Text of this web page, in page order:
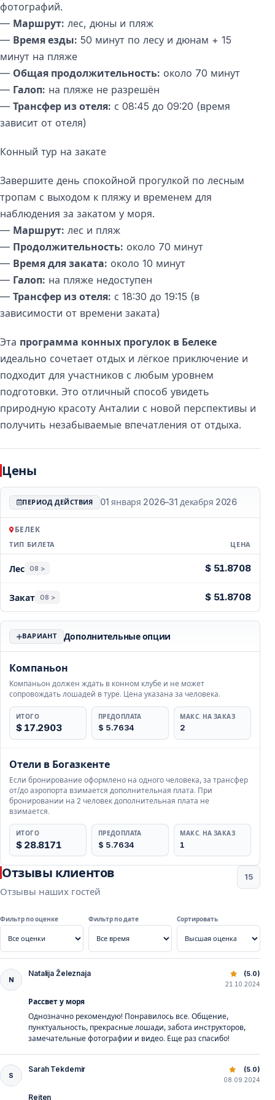
фотографий.
— Маршрут: лес, дюны и пляж
— Время езды: 50 минут по лесу и дюнам + 15
минут на пляже
— Общая продолжительность: около 70 минут
— Галоп: на пляже не разрешён
— Трансфер из отеля: с 08:45 до 09:20 (время
зависит от отеля)
Конный тур на закате
Завершите день спокойной прогулкой по лесным
тропам с выходом к пляжу и временем для
наблюдения за закатом у моря.
— Маршрут: лес и пляж
— Продолжительность: около 70 минут
— Время для заката: около 10 минут
— Галоп: на пляже недоступен
— Трансфер из отеля: с 18:30 до 19:15 (в
зависимости от времени заката)
Эта программа конных прогулок в Белеке
идеально сочетает отдых и лёгкое приключение и
подходит для участников с любым уровнем
подготовки. Это отличный способ увидеть
природную красоту Анталии с новой перспективы и
получить незабываемые впечатления от отдыха.
Цены
ПЕРИОД ДЕЙСТВИЯ 01 января 2026–31 декабря 2026
БЕЛЕК
ТИП БИЛЕТА ЦЕНА
Лес 08 > $ 51.8708
Закат 08 > $ 51.8708
ВАРИАНТ Дополнительные опции
Компаньон
Компаньон должен ждать в конном клубе и не может
сопровождать лошадей в туре. Цена указана за человека.
ИТОГО
$ 17.2903
ПРЕДОПЛАТА
$ 5.7634
МАКС. НА ЗАКАЗ
2
Отели в Богазкенте
Если бронирование оформлено на одного человека, за трансфер
от/до аэропорта взимается дополнительная плата. При
бронировании на 2 человек дополнительная плата не
взимается.
ИТОГО
$ 28.8171
ПРЕДОПЛАТА
$ 5.7634
МАКС. НА ЗАКАЗ
1
Отзывы клиентов
Отзывы наших гостей
15
Фильтр по оценке Фильтр по дате Сортировать
Верховая езда в Белеке — пляж и природные
N
Natalija Železnaja (5.0)
21.10.2024
Рассвет у моря
Однозначно рекомендую! Понравилось все. Общение,
пунктуальность, прекрасные лошади, забота инструкторов,
замечательные фотографии и видео. Еще раз спасибо!
Верховая езда в Белеке — пляж и природные
S
Sarah Tekdemir (5.0)
08.09.2024
Reiten